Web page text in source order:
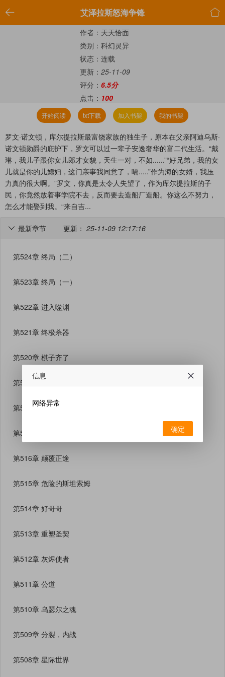
 艾泽拉斯怒海争锋 
作者：天天恰面
类别：科幻灵异
状态：连载
更新：25-11-09
评分：6.5分
点击： 100
开始阅读 txt下载 加入书架 我的书架
罗文·诺文顿，库尔提拉斯最富饶家族的独生子，原本在父亲阿迪乌斯·
诺文顿勋爵的庇护下，罗文可以过一辈子安逸奢华的富二代生活。“戴
琳，我儿子跟你女儿郎才女貌，天生一对，不如......”“好兄弟，我的女
儿就是你的儿媳妇，这门亲事我同意了，嗝.....”作为海的女婿，我压
力真的很大啊。”罗文，你真是太令人失望了，作为库尔提拉斯的子
民，你竟然放着事学院不去，反而要去造船厂造船。你这么不努力，
怎么才能娶到我。“来自吉...
最新章节 更新： 25-11-09 12:17:16

第524章 终局（二）
第523章 终局（一）
第522章 进入噬渊
第521章 终极杀器
第520章 棋子齐了
第519章 屠城弑父
第518章 新的晋升之路
第517章 正义的反派
第516章 颠覆正途
第515章 危险的斯坦索姆
第514章 好哥哥
第513章 重塑圣契
第512章 灰烬使者
第511章 公道
第510章 乌瑟尔之魂
第509章 分裂，内战
第508章 星际世界
信息
网络异常
确定